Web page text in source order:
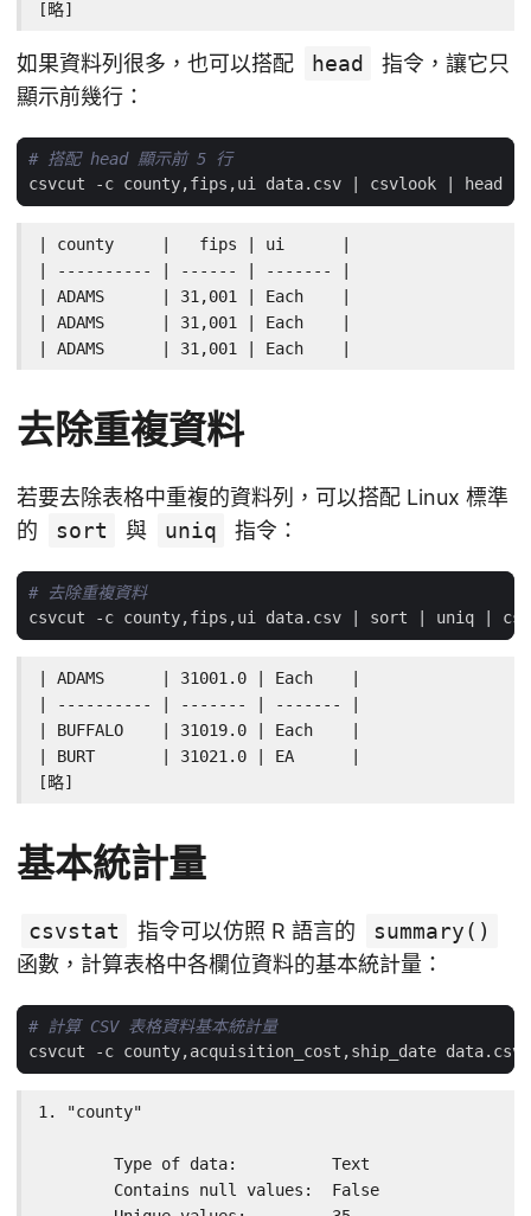
[略]
如果資料列很多，也可以搭配 head
指令，讓它只
顯示前幾行：
# 搭配 head 顯示前 5 行
csvcut -c county,fips,ui data.csv
csvlook head -
| county     |   fips | ui      |
| ---------- | ------ | ------- |
| ADAMS      | 31,001 | Each    |
| ADAMS      | 31,001 | Each    |
| ADAMS      | 31,001 | Each    |
去除重複資料
若要去除表格中重複的資料列，可以搭配 Linux 標準
的
sort 與 uniq 指令：
# 去除重複資料
csvcut -c county,fips,ui data.csv
sort uniq
| ADAMS      | 31001.0 | Each    |
| ---------- | ------- | ------- |
| BUFFALO    | 31019.0 | Each    |
| BURT       | 31021.0 | EA      |
[略]
基本統計量
csvstat 指令可以仿照 R 語言的
summary()
函數，計算表格中各欄位資料的基本統計量：
# 計算 CSV 表格資料基本統計量
csvcut -c county,acquisition_cost,ship_date data.csv
1. "county"